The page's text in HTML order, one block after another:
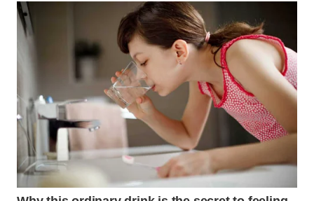
SEMARANG
WN
BOROBUDUR
WN
MADURA